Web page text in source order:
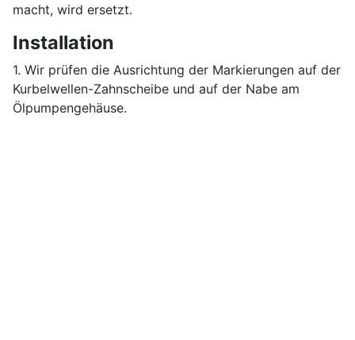
macht, wird ersetzt.
Installation
1. Wir prüfen die Ausrichtung der Markierungen auf der
Kurbelwellen-Zahnscheibe und auf der Nabe am
Ölpumpengehäuse.